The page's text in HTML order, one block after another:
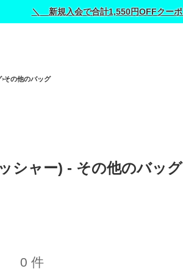
＼ 新規入会で合計1,550円OFFクー
その他のバッグ
シャー) - その他のバッグ
0 件